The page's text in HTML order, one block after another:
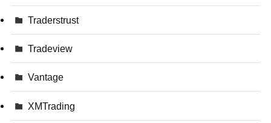
Traderstrust
Tradeview
Vantage
XMTrading